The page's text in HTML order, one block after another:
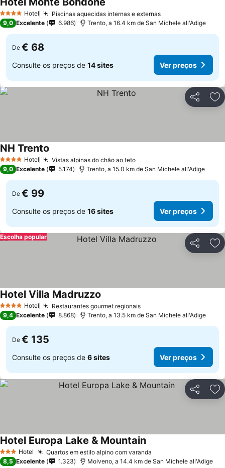
4 EstrelasHotel Piscinas aquecidas internas e externasVer preços
9,0 Excelente 6.986 Trento, a 16.4 km de San Michele all'Adige
De € 68
Consulte os preços de 14 sites Ver preços
Partilhar
4 EstrelasHotel Vistas alpinas do chão ao tetoVer preços
NH Trento
9,0 Excelente 5.174 Trento, a 15.0 km de San Michele all'Adige
De € 99
Consulte os preços de 16 sites Ver preços
Partilhar
Escolha popular
4 EstrelasHotel Restaurantes gourmet regionaisVer preços
Hotel Villa Madruzzo
9,4 Excelente 8.868 Trento, a 13.5 km de San Michele all'Adige
De € 135
Consulte os preços de 6 sites Ver preços
Partilhar
3 EstrelasHotel Quartos em estilo alpino com varanda
Hotel Europa Lake & MountainVer preços
8,5 Excelente 1.323 Molveno, a 14.4 km de San Michele all'Adige